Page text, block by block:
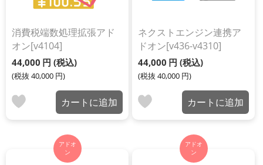
消費税端数処理拡張アド
オン[v4104]
44,000 円 (税込)
(税抜 40,000 円)
カートに追加
ネクストエンジン連携ア
ドオン[v436-v4310]
44,000 円 (税込)
(税抜 40,000 円)
カートに追加
アドオ
ン
アドオ
ン